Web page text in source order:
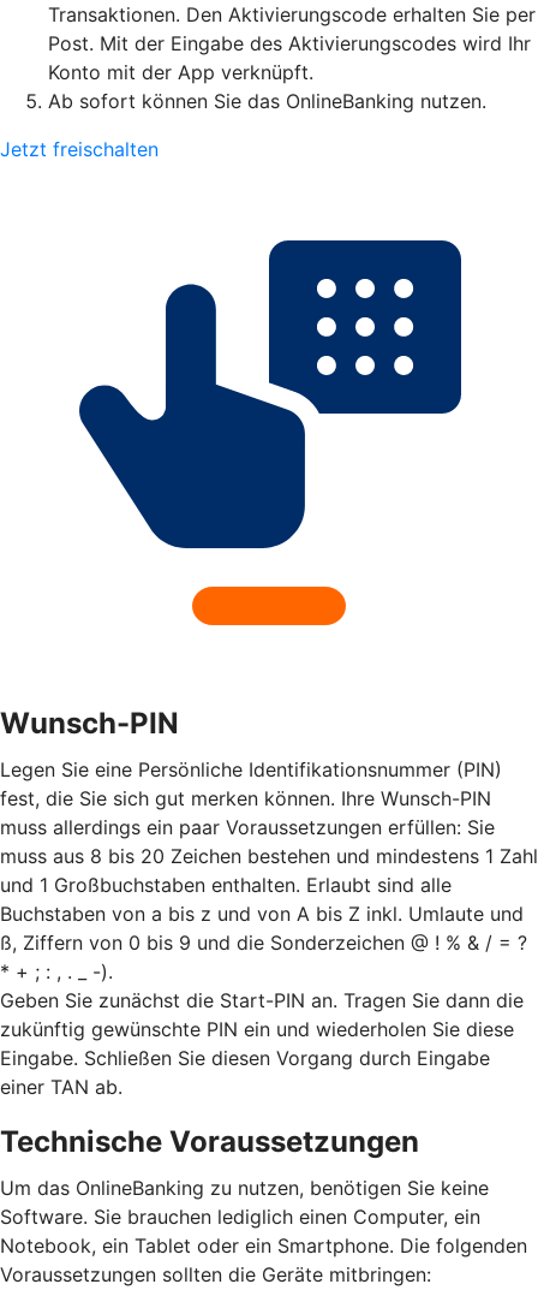
Transaktionen. Den Aktivierungscode erhalten Sie per
Post. Mit der Eingabe des Aktivierungscodes wird Ihr
Konto mit der App verknüpft.
Ab sofort können Sie das OnlineBanking nutzen.
Jetzt freischalten
Wunsch-PIN
Legen Sie eine Persönliche Identifikationsnummer (PIN)
fest, die Sie sich gut merken können. Ihre Wunsch-PIN
muss allerdings ein paar Voraussetzungen erfüllen: Sie
muss aus 8 bis 20 Zeichen bestehen und mindestens 1 Zahl
und 1 Großbuchstaben enthalten. Erlaubt sind alle
Buchstaben von a bis z und von A bis Z inkl. Umlaute und
ß, Ziffern von 0 bis 9 und die Sonderzeichen @ ! % & / = ?
* + ; : , . _ -).
Geben Sie zunächst die Start-PIN an. Tragen Sie dann die
zukünftig gewünschte PIN ein und wiederholen Sie diese
Eingabe. Schließen Sie diesen Vorgang durch Eingabe
einer TAN ab.
Technische Voraussetzungen
Um das OnlineBanking zu nutzen, benötigen Sie keine
Software. Sie brauchen lediglich einen Computer, ein
Notebook, ein Tablet oder ein Smartphone. Die folgenden
Voraussetzungen sollten die Geräte mitbringen: